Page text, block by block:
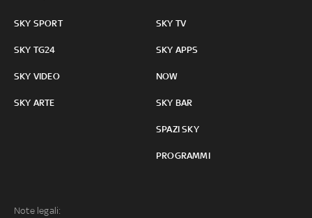
SKY SPORT
SKY TG24
SKY VIDEO
SKY ARTE
SKY TV
SKY APPS
NOW
SKY BAR
SPAZI SKY
PROGRAMMI
Note legali: